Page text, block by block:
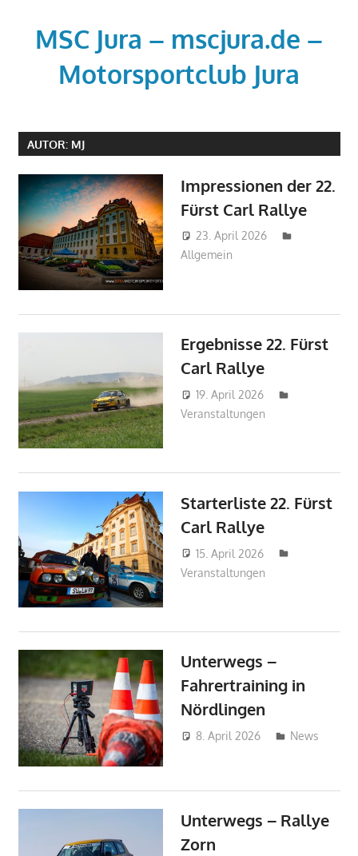
springenMSC Jura – mscjura.de –
Motorsportclub Jura
MSC
e.V.
–
www.msc-
jura.de
www.mscjura.de
AUTOR: MJ
Impressionen der 22.
Fürst Carl Rallye
23. April 2026
Allgemein
Ergebnisse 22. Fürst
Carl Rallye
19. April 2026
Veranstaltungen
Starterliste 22. Fürst
Carl Rallye
15. April 2026
Veranstaltungen
Unterwegs –
Fahrertraining in
Nördlingen
8. April 2026 mj
News
Unterwegs – Rallye
Zorn